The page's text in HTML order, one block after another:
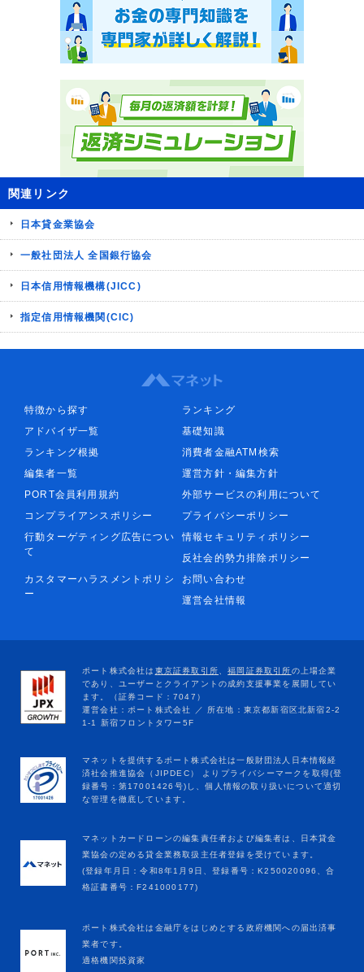
関連リンク
日本貸金業協会
一般社団法人 全国銀行協会
日本信用情報機構(JICC)
指定信用情報機関(CIC)
特徴から探す
ランキング
アドバイザ一覧
基礎知識
ランキング根拠
消費者金融ATM検索
編集者一覧
運営方針・編集方針
PORT会員利用規約
外部サービスの利用について
コンプライアンスポリシー
プライバシーポリシー
行動ターゲティング広告につい
て
情報セキュリティポリシー
反社会的勢力排除ポリシー
カスタマーハラスメントポリシ
ー
お問い合わせ
運営会社情報
マネットカードローンの編集責任者および編集者は、日本貸金
業協会の定める貸金業務取扱主任者登録を受けています。
(登録年月日：令和8年1月9日、登録番号：K250020096、合
格証書番号：F241000177)
ポート株式会社は金融庁をはじめとする政府機関への届出済事
業者です。
適格機関投資家